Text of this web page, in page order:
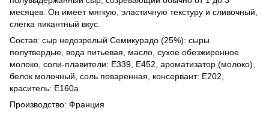
месяцев. Он имеет мягкую, эластичную текстуру и сливочный,
слегка пикантный вкус.
Состав: сыр недозрелый Семикурадо (25%): сыры
полутвердые, вода питьевая, масло, сухое обезжиренное
молоко, соли-плавители: Е339, Е452, ароматизатор (молоко),
белок молочный, соль поваренная, консервант: Е202,
краситель: Е160а
Производство: Франция